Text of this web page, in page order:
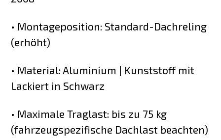
• Montageposition: Standard-Dachreling
(erhöht)
• Material: Aluminium | Kunststoff mit
Lackiert in Schwarz
• Maximale Traglast: bis zu 75 kg
(fahrzeugspezifische Dachlast beachten)